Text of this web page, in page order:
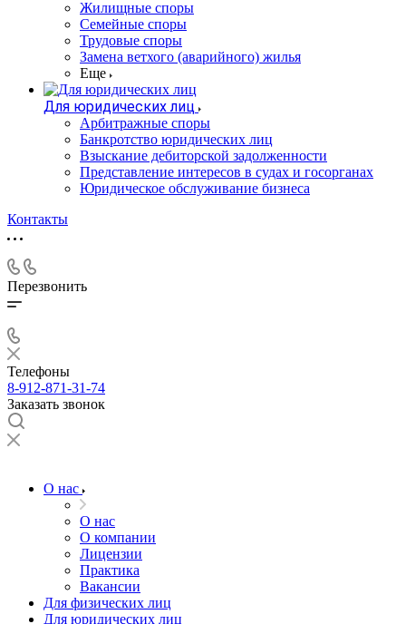
Жилищные споры
Семейные споры
Трудовые споры
Замена ветхого (аварийного) жилья
Еще
Для юридических лиц
Арбитражные споры
Банкротство юридических лиц
Взыскание дебиторской задолженности
Представление интересов в судах и госорганах
Юридическое обслуживание бизнеса
Контакты
Перезвонить
Телефоны
8-912-871-31-74
Заказать звонок
О нас
О нас
О компании
Лицензии
Практика
Вакансии
Для физических лиц
Для юридических лиц